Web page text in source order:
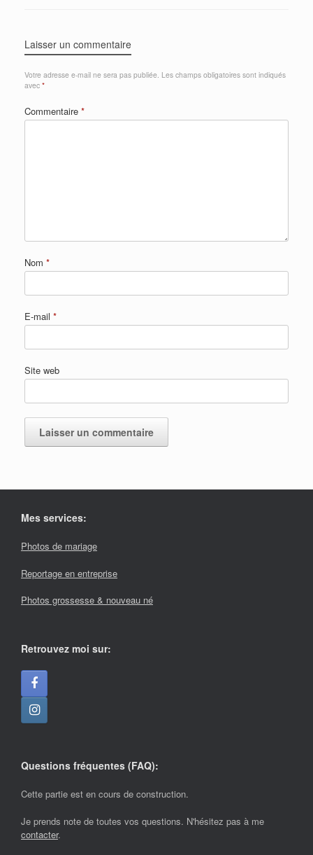
Laisser un commentaire
Votre adresse e-mail ne sera pas publiée. Les champs obligatoires sont indiqués
avec *
Commentaire *
Nom *
E-mail *
Site web
Mes services:
Photos de mariage
Reportage en entreprise
Photos grossesse & nouveau né
Retrouvez moi sur:
Questions fréquentes (FAQ):
Cette partie est en cours de construction.
Je prends note de toutes vos questions. N'hésitez pas à me
contacter.